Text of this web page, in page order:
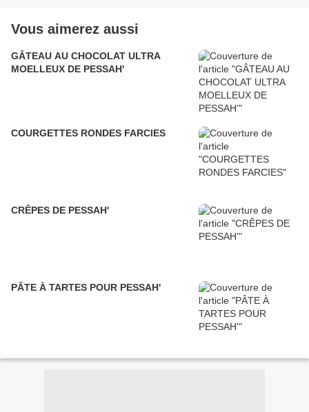
Vous aimerez aussi
GÂTEAU AU CHOCOLAT ULTRA
MOELLEUX DE PESSAH'
COURGETTES RONDES FARCIES
CRÊPES DE PESSAH'
PÂTE À TARTES POUR PESSAH'